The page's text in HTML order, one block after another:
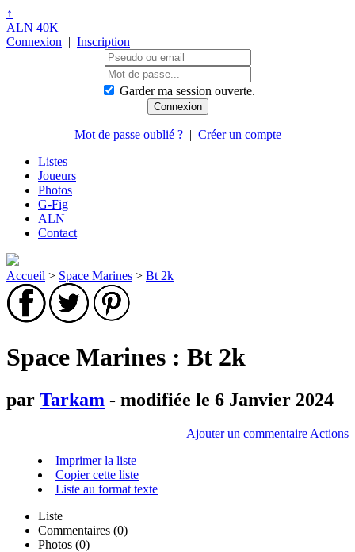
↑
ALN 40K
Connexion | Inscription
Garder ma session ouverte.
Mot de passe oublié ?| Créer un compte
Listes
Joueurs
Photos
G-Fig
ALN
Contact
Accueil > Space Marines > Bt 2k
Space Marines : Bt 2k
par Tarkam - modifiée le 6 Janvier 2024
Ajouter un commentaire Actions
Imprimer la liste
Copier cette liste
Liste au format texte
Liste
Commentaires (0)
Photos (0)